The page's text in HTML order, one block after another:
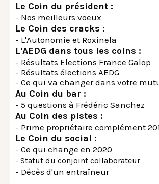
Le Coin du président :
- Nos meilleurs voeux
Le Coin des cracks :
- L'Autonomie et Roxinela
L'AEDG dans tous les coins :
- Résultats Elections France Galop
- Résultats élections AEDG
- Ce qui va changer dans votre
Au Coin du bar :
- 5 questions à Frédéric Sanchez
Au Coin des pistes :
- Prime propriétaire complément
Le Coin du social :
- Ce qui change en 2020
- Statut du conjoint collaborateur
- Décès d'un entraîneur